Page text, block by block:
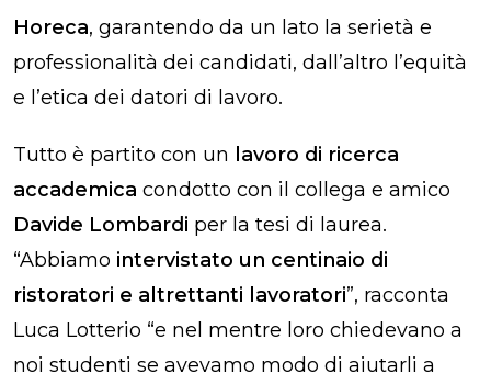
Horeca, garantendo da un lato la serietà e
professionalità dei candidati, dall’altro l’equità
e l’etica dei datori di lavoro.
Tutto è partito con un lavoro di ricerca
accademica condotto con il collega e amico
Davide Lombardi per la tesi di laurea.
“Abbiamo intervistato un centinaio di
ristoratori e altrettanti lavoratori”, racconta
Luca Lotterio “e nel mentre loro chiedevano a
noi studenti se avevamo modo di aiutarli a